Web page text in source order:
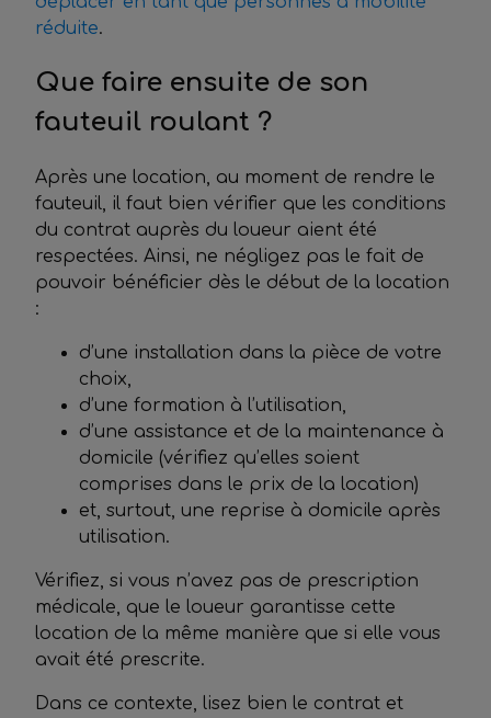
réduite.
Que faire ensuite de son
fauteuil roulant ?
Après une location, au moment de rendre le
fauteuil, il faut bien vérifier que les conditions
du contrat auprès du loueur aient été
respectées. Ainsi, ne négligez pas le fait de
pouvoir bénéficier dès le début de la location
:
d’une installation dans la pièce de votre
choix,
d’une formation à l’utilisation,
d’une assistance et de la maintenance à
domicile (vérifiez qu’elles soient
comprises dans le prix de la location)
et, surtout, une reprise à domicile après
utilisation.
Vérifiez, si vous n’avez pas de prescription
médicale, que le loueur garantisse cette
location de la même manière que si elle vous
avait été prescrite.
Dans ce contexte, lisez bien le contrat et